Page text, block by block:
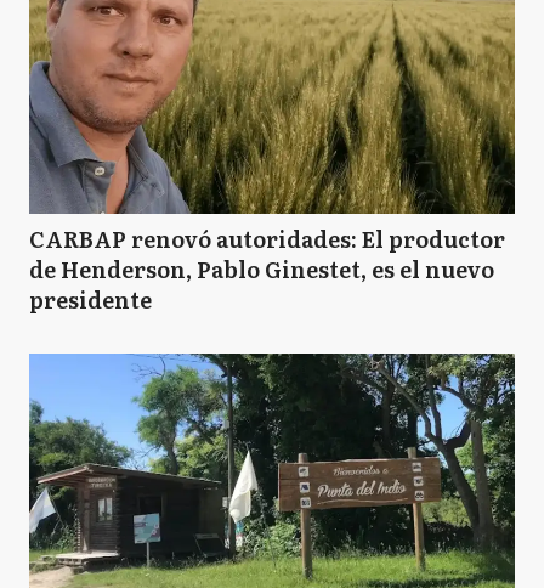
CARBAP renovó autoridades: El productor
de Henderson, Pablo Ginestet, es el nuevo
presidente